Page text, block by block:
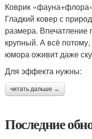
Коврик
Гладкий ковер с
размера. Впечатление
крупный. А всё потому,
юмора оживит даже
Для эффекта нужны:
читать дальше →
Последние